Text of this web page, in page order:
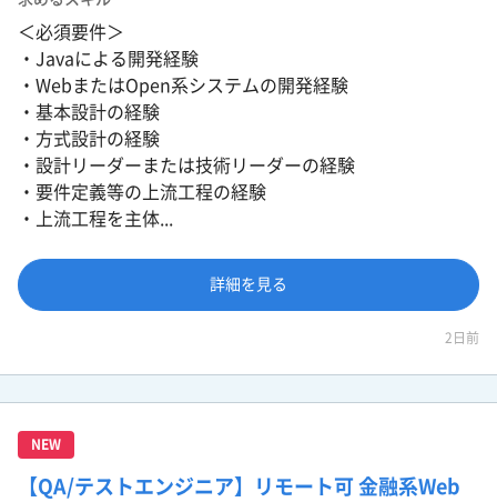
＜必須要件＞
・Javaによる開発経験
・WebまたはOpen系システムの開発経験
・基本設計の経験
・方式設計の経験
・設計リーダーまたは技術リーダーの経験
・要件定義等の上流工程の経験
・上流工程を主体...
詳細を見る
2日前
NEW
【QA/テストエンジニア】リモート可 金融系Web